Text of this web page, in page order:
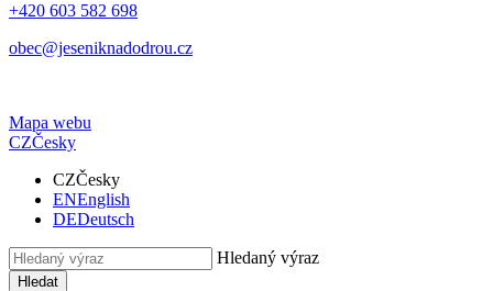
+420 603 582 698
obec@jeseniknadodrou.cz
Mapa webu
CZČesky
CZČesky
ENEnglish
DEDeutsch
Hledaný výraz
Hledat